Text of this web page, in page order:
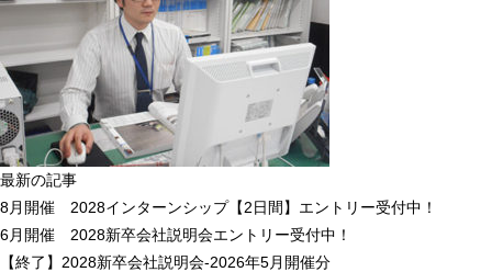
最新の記事
8月開催 2028インターンシップ【2日間】エントリー受付中！
6月開催 2028新卒会社説明会エントリー受付中！
【終了】2028新卒会社説明会-2026年5月開催分